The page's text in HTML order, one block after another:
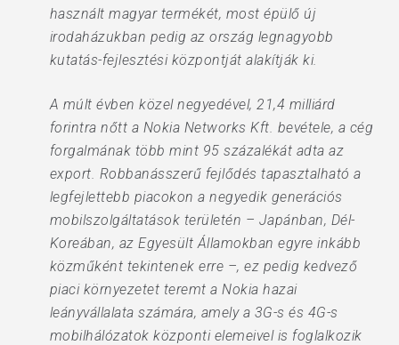
használt magyar termékét, most épülő új
irodaházukban pedig az ország legnagyobb
kutatás-fejlesztési központját alakítják ki.
A múlt évben közel negyedével, 21,4 milliárd
forintra nőtt a Nokia Networks Kft. bevétele, a cég
forgalmának több mint 95 százalékát adta az
export. Robbanásszerű fejlődés tapasztalható a
legfejlettebb piacokon a negyedik generációs
mobilszolgáltatások területén – Japánban, Dél-
Koreában, az Egyesült Államokban egyre inkább
közműként tekintenek erre –, ez pedig kedvező
piaci környezetet teremt a Nokia hazai
leányvállalata számára, amely a 3G-s és 4G-s
mobilhálózatok központi elemeivel is foglalkozik